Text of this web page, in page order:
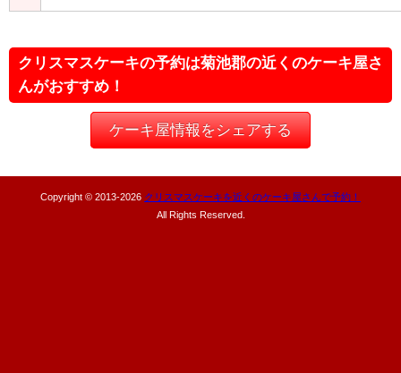
クリスマスケーキの予約は菊池郡の近くのケーキ屋さ
んがおすすめ！
ケーキ屋情報をシェアする
Copyright © 2013-2026 クリスマスケーキを近くのケーキ屋さんで予約！
All Rights Reserved.